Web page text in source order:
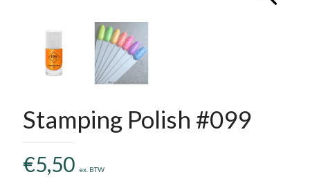
Stamping Polish #099
€5,50 ex. BTW